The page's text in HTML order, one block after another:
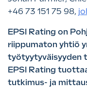
+46 73 151 75 98,
EPSI Rating on
riippumaton yhtiö
työtyytyväisyyden
EPSI Rating
tutkimus- ja